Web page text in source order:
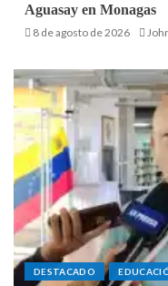
Aguasay en Monagas
8 de agosto de 2026
DESTACADO